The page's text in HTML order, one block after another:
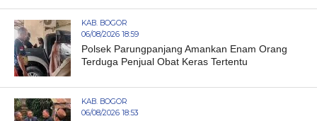
KAB. BOGOR
06/08/2026 18:59
Polsek Parungpanjang Amankan Enam Orang
Terduga Penjual Obat Keras Tertentu
KAB. BOGOR
06/08/2026 18:53